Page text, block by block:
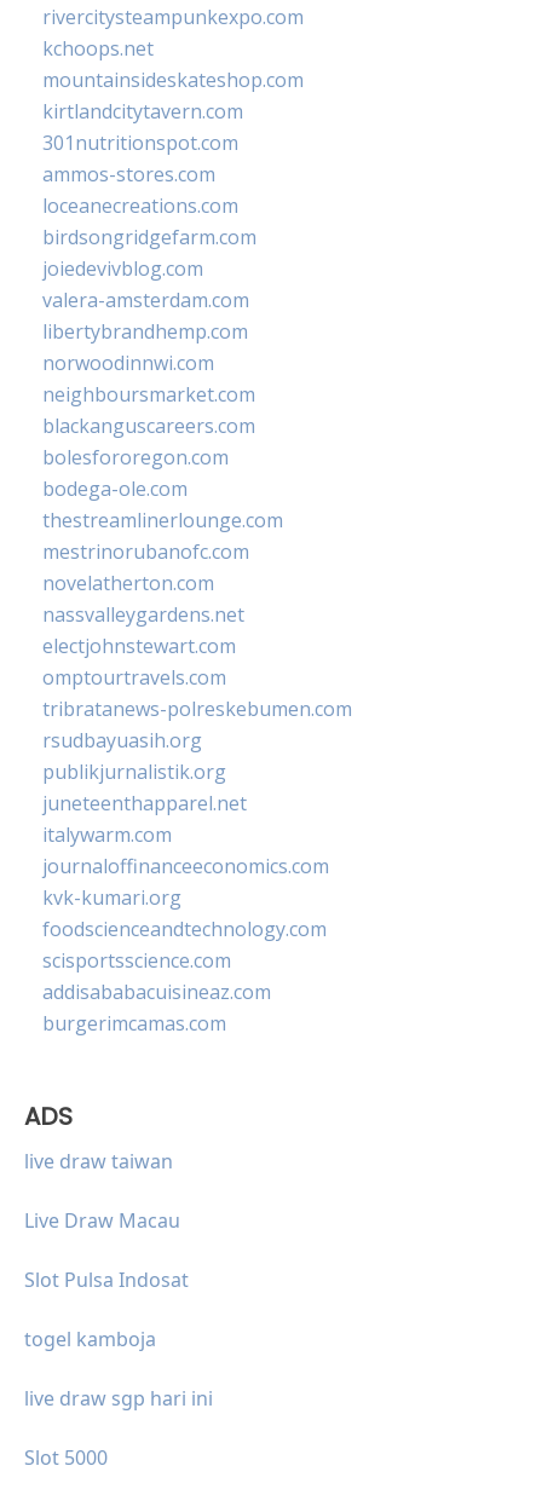
rivercitysteampunkexpo.com
kchoops.net
mountainsideskateshop.com
kirtlandcitytavern.com
301nutritionspot.com
ammos-stores.com
loceanecreations.com
birdsongridgefarm.com
joiedevivblog.com
valera-amsterdam.com
libertybrandhemp.com
norwoodinnwi.com
neighboursmarket.com
blackanguscareers.com
bolesfororegon.com
bodega-ole.com
thestreamlinerlounge.com
mestrinorubanofc.com
novelatherton.com
nassvalleygardens.net
electjohnstewart.com
omptourtravels.com
tribratanews-polreskebumen.com
rsudbayuasih.org
publikjurnalistik.org
juneteenthapparel.net
italywarm.com
journaloffinanceeconomics.com
kvk-kumari.org
foodscienceandtechnology.com
scisportsscience.com
addisababacuisineaz.com
burgerimcamas.com
ADS
live draw taiwan
Live Draw Macau
Slot Pulsa Indosat
togel kamboja
live draw sgp hari ini
Slot 5000